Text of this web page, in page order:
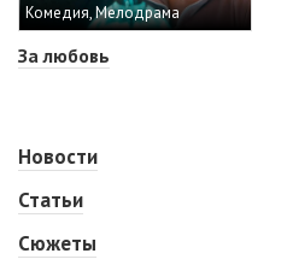
Комедия, Мелодрама
За любовь
Новости
Статьи
Сюжеты